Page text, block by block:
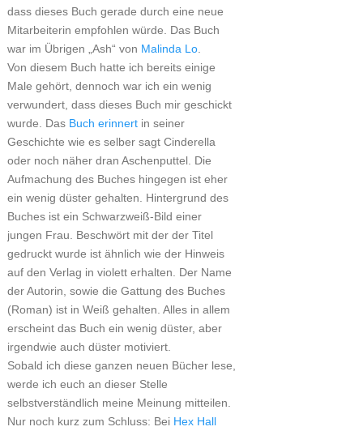
dass dieses Buch gerade durch eine neue
Mitarbeiterin empfohlen würde. Das Buch
war im Übrigen „Ash“ von Malinda Lo.
Von diesem Buch hatte ich bereits einige
Male gehört, dennoch war ich ein wenig
verwundert, dass dieses Buch mir geschickt
wurde. Das Buch erinnertin seiner
Geschichte wie es selber sagt Cinderella
oder noch näher dran Aschenputtel. Die
Aufmachung des Buches hingegen ist eher
ein wenig düster gehalten. Hintergrund des
Buches ist ein Schwarzweiß-Bild einer
jungen Frau. Beschwört mit der der Titel
gedruckt wurde ist ähnlich wie der Hinweis
auf den Verlag in violett erhalten. Der Name
der Autorin, sowie die Gattung des Buches
(Roman) ist in Weiß gehalten. Alles in allem
erscheint das Buch ein wenig düster, aber
irgendwie auch düster motiviert.
Sobald ich diese ganzen neuen Bücher lese,
werde ich euch an dieser Stelle
selbstverständlich meine Meinung mitteilen.
Nur noch kurz zum Schluss: Bei Hex Hall